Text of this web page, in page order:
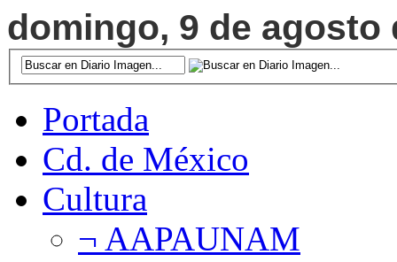
domingo, 9 de agosto
Portada
Cd. de México
Cultura
¬ AAPAUNAM